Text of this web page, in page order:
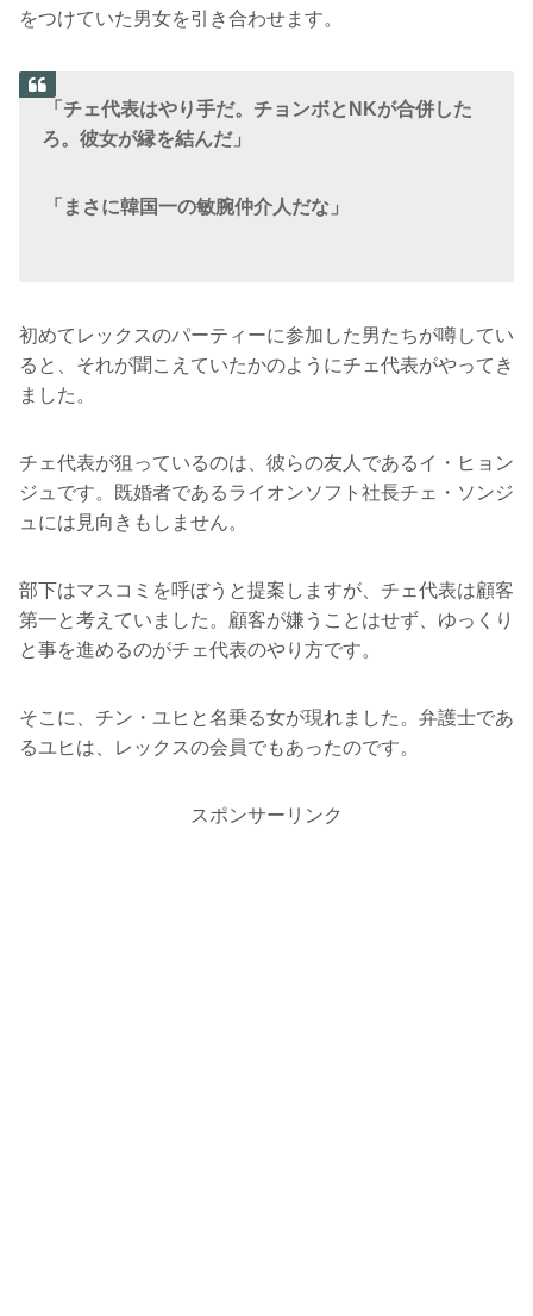
をつけていた男女を引き合わせます。
「チェ代表はやり手だ。チョンボとNKが合併した
ろ。彼女が縁を結んだ」
「まさに韓国一の敏腕仲介人だな」
初めてレックスのパーティーに参加した男たちが噂してい
ると、それが聞こえていたかのようにチェ代表がやってき
ました。
チェ代表が狙っているのは、彼らの友人であるイ・ヒョン
ジュです。既婚者であるライオンソフト社長チェ・ソンジ
ュには見向きもしません。
部下はマスコミを呼ぼうと提案しますが、チェ代表は顧客
第一と考えていました。顧客が嫌うことはせず、ゆっくり
と事を進めるのがチェ代表のやり方です。
そこに、チン・ユヒと名乗る女が現れました。弁護士であ
るユヒは、レックスの会員でもあったのです。
スポンサーリンク